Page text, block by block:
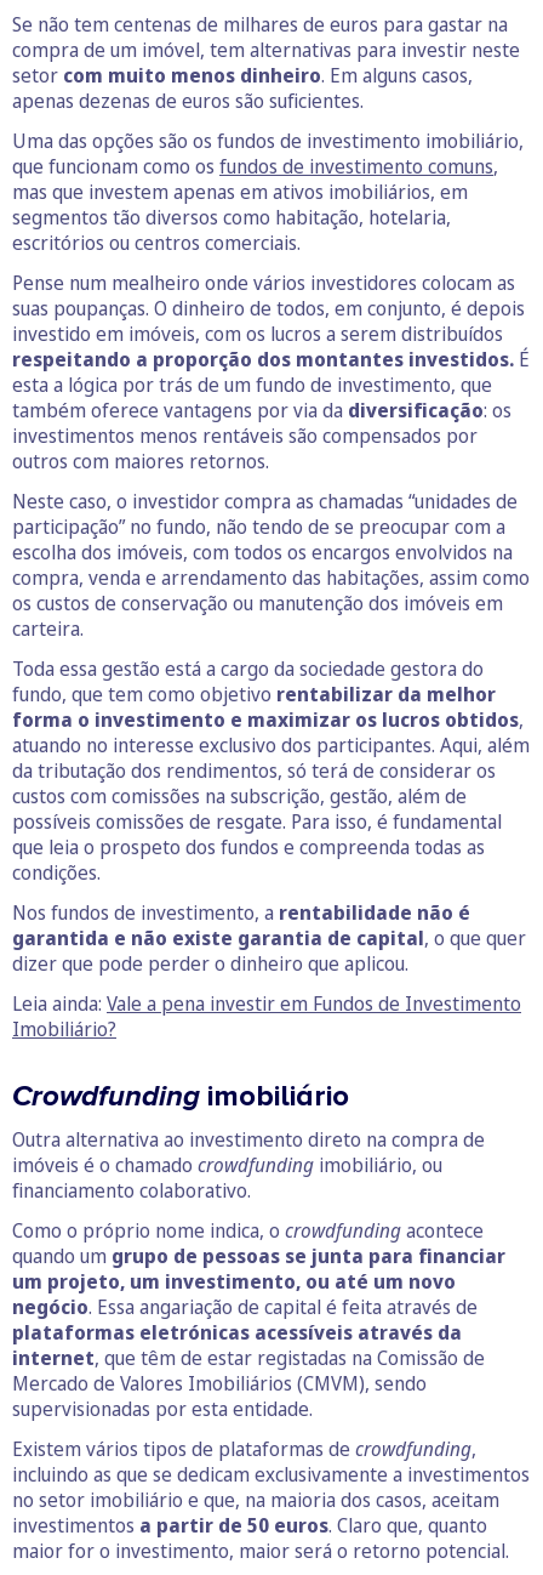
Se não tem centenas de milhares de euros para gastar na
compra de um imóvel, tem alternativas para investir neste
setor com muito menos dinheiro. Em alguns casos,
apenas dezenas de euros são suficientes.
Uma das opções são os fundos de investimento imobiliário,
que funcionam como os fundos de investimento comuns,
mas que investem apenas em ativos imobiliários, em
segmentos tão diversos como habitação, hotelaria,
escritórios ou centros comerciais.
Pense num mealheiro onde vários investidores colocam as
suas poupanças. O dinheiro de todos, em conjunto, é depois
investido em imóveis, com os lucros a serem distribuídos
respeitando a proporção dos montantes investidos. É
esta a lógica por trás de um fundo de investimento, que
também oferece vantagens por via da diversificação: os
investimentos menos rentáveis são compensados por
outros com maiores retornos.
Neste caso, o investidor compra as chamadas “unidades de
participação” no fundo, não tendo de se preocupar com a
escolha dos imóveis, com todos os encargos envolvidos na
compra, venda e arrendamento das habitações, assim como
os custos de conservação ou manutenção dos imóveis em
carteira.
Toda essa gestão está a cargo da sociedade gestora do
fundo, que tem como objetivo rentabilizar da melhor
forma o investimento e maximizar os lucros obtidos,
atuando no interesse exclusivo dos participantes. Aqui, além
da tributação dos rendimentos, só terá de considerar os
custos com comissões na subscrição, gestão, além de
possíveis comissões de resgate. Para isso, é fundamental
que leia o prospeto dos fundos e compreenda todas as
condições.
Nos fundos de investimento, a rentabilidade não é
garantida e não existe garantia de capital, o que quer
dizer que pode perder o dinheiro que aplicou.
Leia ainda: Vale a pena investir em Fundos de Investimento
Imobiliário?
Crowdfunding imobiliário
Outra alternativa ao investimento direto na compra de
imóveis é o chamado crowdfunding imobiliário, ou
financiamento colaborativo.
Como o próprio nome indica, o crowdfundingacontece
quando um grupo de pessoas se junta para financiar
um projeto, um investimento, ou até um novo
negócio. Essa angariação de capital é feita através de
plataformas eletrónicas acessíveis através da
internet, que têm de estar registadas na Comissão de
Mercado de Valores Imobiliários (CMVM), sendo
supervisionadas por esta entidade.
Existem vários tipos de plataformas de crowdfunding,
incluindo as que se dedicam exclusivamente a investimentos
no setor imobiliário e que, na maioria dos casos, aceitam
investimentos a partir de 50 euros. Claro que, quanto
maior for o investimento, maior será o retorno potencial.